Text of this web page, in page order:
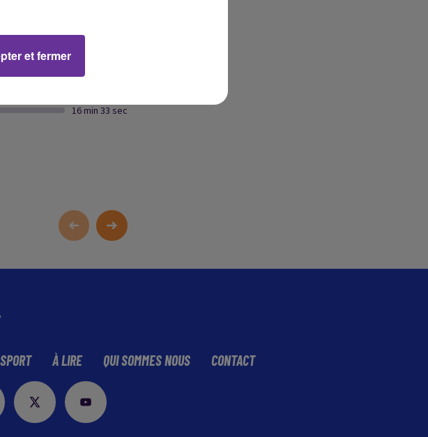
قال مدرب الرجاء
16 min 33 sec
SPORT À LIRE QUI SOMMES NOUS CONTACT
et fermer